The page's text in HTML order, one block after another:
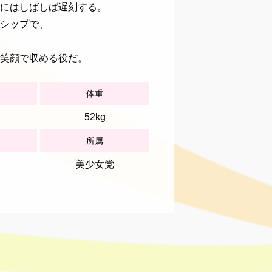
はしばしば遅刻する。
ップで、
顔で収める役だ。
体重
52kg
所属
美少女党